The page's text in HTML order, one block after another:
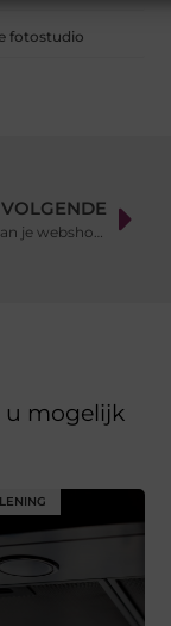
fotostudio
VOLGENDE
De logistiek van je webshop uitbesteden
u mogelijk